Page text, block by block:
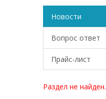
Новости
Вопрос ответ
Прайс-лист
Раздел не найден.